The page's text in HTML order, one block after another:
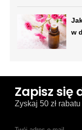
w
Zapisz się
Zyskaj 50 zł rabatu